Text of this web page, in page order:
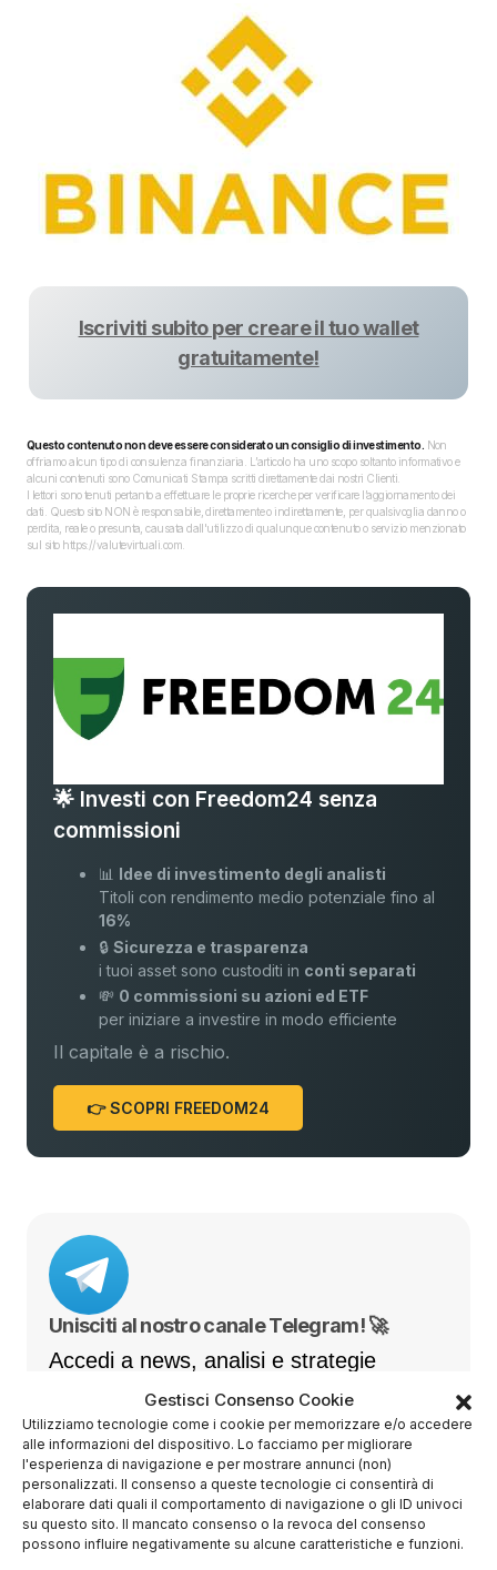
Gestisci Consenso Cookie
Utilizziamo tecnologie come i cookie per memorizzare e/o accedere
alle informazioni del dispositivo. Lo facciamo per migliorare
l'esperienza di navigazione e per mostrare annunci (non)
personalizzati. Il consenso a queste tecnologie ci consentirà di
elaborare dati quali il comportamento di navigazione o gli ID univoci
su questo sito. Il mancato consenso o la revoca del consenso
possono influire negativamente su alcune caratteristiche e funzioni.
Iscriviti subito per creare il tuo wallet
gratuitamente!
Questo contenuto non deve essere considerato un consiglio di investimento. Non
offriamo alcun tipo di consulenza finanziaria. L’articolo ha uno scopo soltanto informativo e
alcuni contenuti sono Comunicati Stampa scritti direttamente dai nostri Clienti.
I lettori sono tenuti pertanto a effettuare le proprie ricerche per verificare l’aggiornamento dei
dati. Questo sito NON è responsabile, direttamente o indirettamente, per qualsivoglia danno o
perdita, reale o presunta, causata dall'utilizzo di qualunque contenuto o servizio menzionato
sul sito https://valutevirtuali.com.
🌟 Investi con Freedom24 senza
commissioni
📊 Idee di investimento degli analisti
Titoli con rendimento medio potenziale fino al
16%
🔒Sicurezza e trasparenza
i tuoi asset sono custoditi in conti separati
💸 0 commissioni su azioni ed ETF
per iniziare a investire in modo efficiente
Il capitale è a rischio.
👉 SCOPRI FREEDOM24
Unisciti al nostro canale Telegram! 🚀
Accedi a news, analisi e strategie
esclusive per i tuoi investimenti 💹
Novità da non perdere